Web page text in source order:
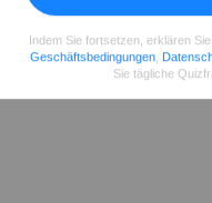
Indem Sie fortsetzen, erklären
Geschäftsbedingungen
Sie tägliche